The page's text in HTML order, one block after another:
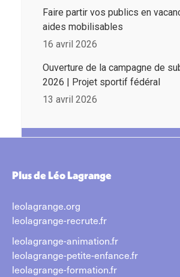
Faire partir vos publics en
aides mobilisables
16 avril 2026
Ouverture de la campagne de
2026 | Projet sportif fédéral
13 avril 2026
Plus de Léo Lagrange
leolagrange.org
leolagrange-recrute.fr
leolagrange-animation.fr
leolagrange-petite-enfance.fr
leolagrange-formation.fr